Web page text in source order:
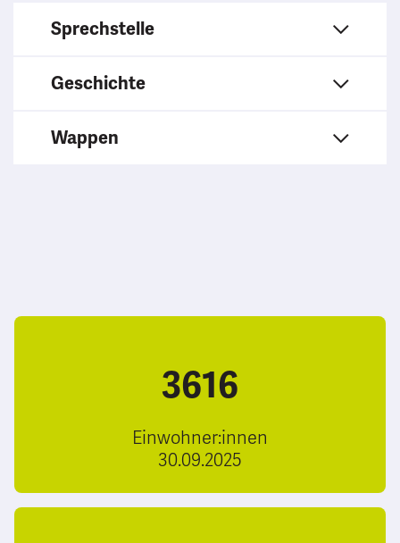
Sprechstelle
Geschichte
Wappen
3616
Einwohner:innen
30.09.2025